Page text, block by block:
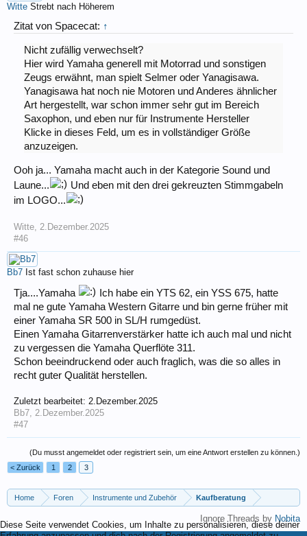
Witte Strebt nach Höherem
Zitat von Spacecat: ↑
Nicht zufällig verwechselt?
Hier wird Yamaha generell mit Motorrad und sonstigen
Zeugs erwähnt, man spielt Selmer oder Yanagisawa.
Yanagisawa hat noch nie Motoren und Anderes ähnlicher
Art hergestellt, war schon immer sehr gut im Bereich
Saxophon, und eben nur für Instrumente Hersteller
Klicke in dieses Feld, um es in vollständiger Größe
anzuzeigen.
Ooh ja... Yamaha macht auch in der Kategorie Sound und
Laune...
Und eben mit den drei gekreuzten Stimmgabeln
im LOGO...
Witte 2.Dezember.2025
#46
Bb7 Ist fast schon zuhause hier
Tja....Yamaha
Ich habe ein YTS 62, ein YSS 675, hatte
mal ne gute Yamaha Western Gitarre und bin gerne früher mit
einer Yamaha SR 500 in SL/H rumgedüst.
Einen Yamaha Gitarrenverstärker hatte ich auch mal und nicht
zu vergessen die Yamaha Querflöte 311.
Schon beeindruckend oder auch fraglich, was die so alles in
recht guter Qualität herstellen.
Zuletzt bearbeitet: 2.Dezember.2025
Bb7 2.Dezember.2025
#47
(Du musst angemeldet oder registriert sein, um eine Antwort erstellen zu können.)
< Zurück
1 2 3
Home Foren Instrumente und Zubehör Kaufberatung
Ignore Threads by Nobita
Diese Seite verwendet Cookies, um Inhalte zu personalisieren, diese deiner